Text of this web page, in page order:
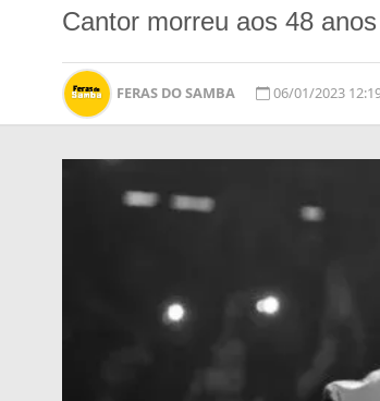
Cantor morreu aos 48
FERAS DO SAMBA 06/01/2023